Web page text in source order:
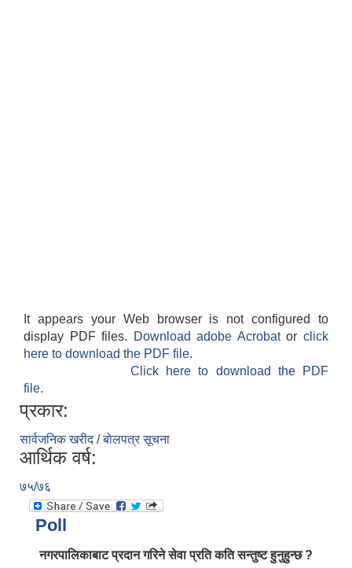
It appears your Web browser is not configured to
display PDF files.
Download adobe Acrobatorclick
here to download the PDF file.
Click here to download the PDF
file.
प्रकार:
सार्वजनिक खरीद / बोलपत्र सूचना
आर्थिक वर्ष:
७५/७६
Poll
नगरपालिकाबाट प्रदान गरिने सेवा प्रति कति सन्तुष्ट हुनुहुन्छ ?